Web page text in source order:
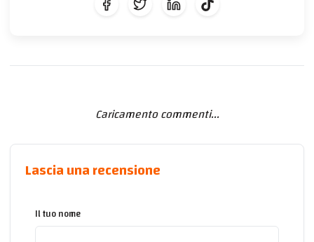
Caricamento commenti...
Lascia una recensione
Il tuo nome